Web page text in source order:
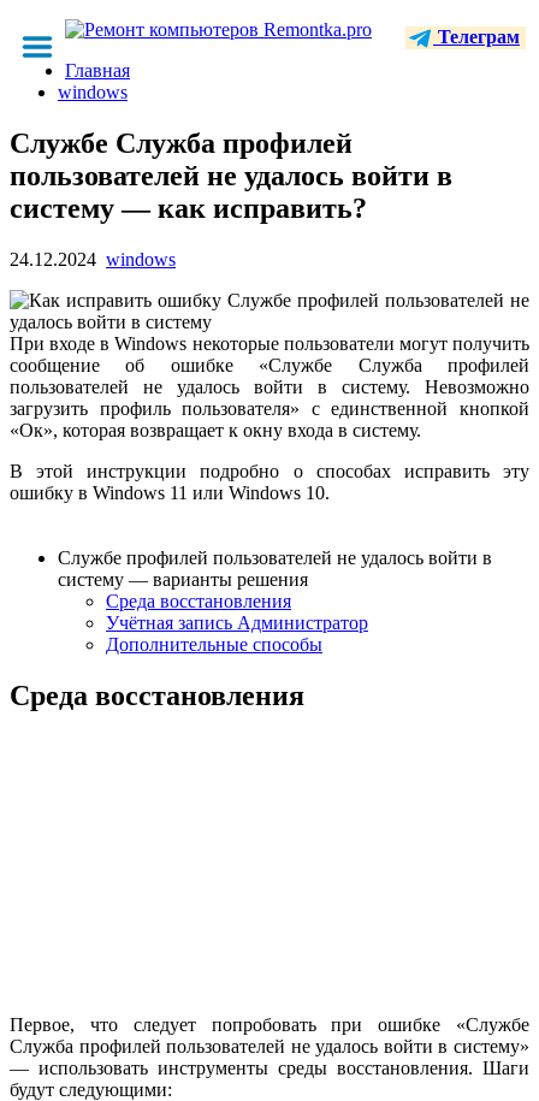
Телеграм
Главная
windows
Службе Служба профилей
пользователей не удалось войти в
систему — как исправить?
24.12.2024 windows
При входе в Windows некоторые пользователи могут получить
сообщение об ошибке «Службе Служба профилей
пользователей не удалось войти в систему. Невозможно
загрузить профиль пользователя» с единственной кнопкой
«Ок», которая возвращает к окну входа в систему.
В этой инструкции подробно о способах исправить эту
ошибку в Windows 11 или Windows 10.
Службе профилей пользователей не удалось войти в
систему — варианты решения
Среда восстановления
Учётная запись Администратор
Дополнительные способы
Среда восстановления
Первое, что следует попробовать при ошибке «Службе
Служба профилей пользователей не удалось войти в систему»
— использовать инструменты среды восстановления. Шаги
будут следующими: